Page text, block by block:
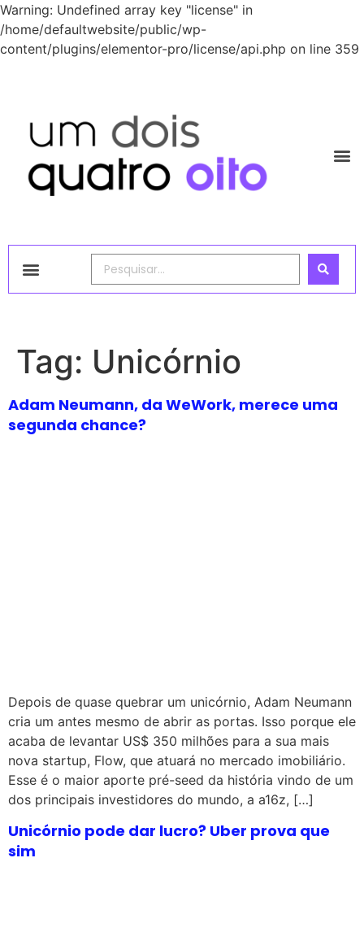
Warning: Undefined array key "license" in
/home/defaultwebsite/public/wp-
content/plugins/elementor-pro/license/api.php on line 359
Tag: Unicórnio
Adam Neumann, da WeWork, merece uma
segunda chance?
Depois de quase quebrar um unicórnio, Adam Neumann
cria um antes mesmo de abrir as portas. Isso porque ele
acaba de levantar US$ 350 milhões para a sua mais
nova startup, Flow, que atuará no mercado imobiliário.
Esse é o maior aporte pré-seed da história vindo de um
dos principais investidores do mundo, a a16z, […]
Unicórnio pode dar lucro? Uber prova que
sim